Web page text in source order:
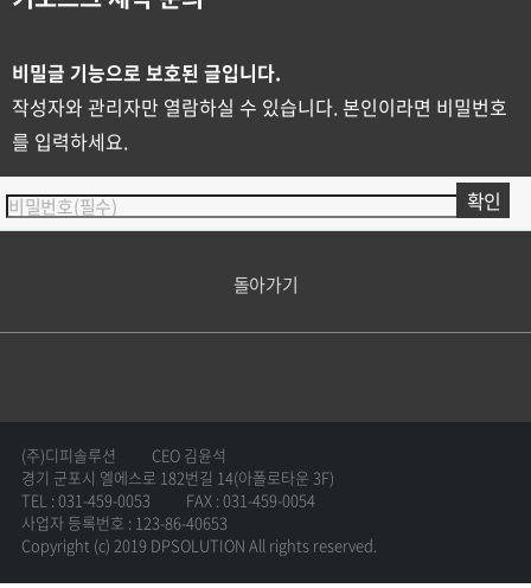
비밀글 기능으로 보호된 글입니다.
작성자와 관리자만 열람하실 수 있습니다. 본인이라면 비밀번호
를 입력하세요.
돌아가기
(주)디피솔루션
CEO 김윤석
경기 군포시 엘에스로 182번길 14(아폴로타운 3F)
TEL : 031-459-0053
FAX : 031-459-0054
사업자 등록번호 : 123-86-40653
Copyright (c) 2019 DPSOLUTION All rights reserved.